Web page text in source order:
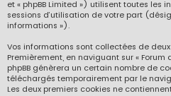
et « phpBB Limited ») utilisent toutes les
sessions d’utilisation de votre part
informations »).
Vos informations sont collectées de
Premièrement, en naviguant sur « Forum
phpBB génèrera un certain nombre de
téléchargés temporairement par le
Les deux premiers cookies ne